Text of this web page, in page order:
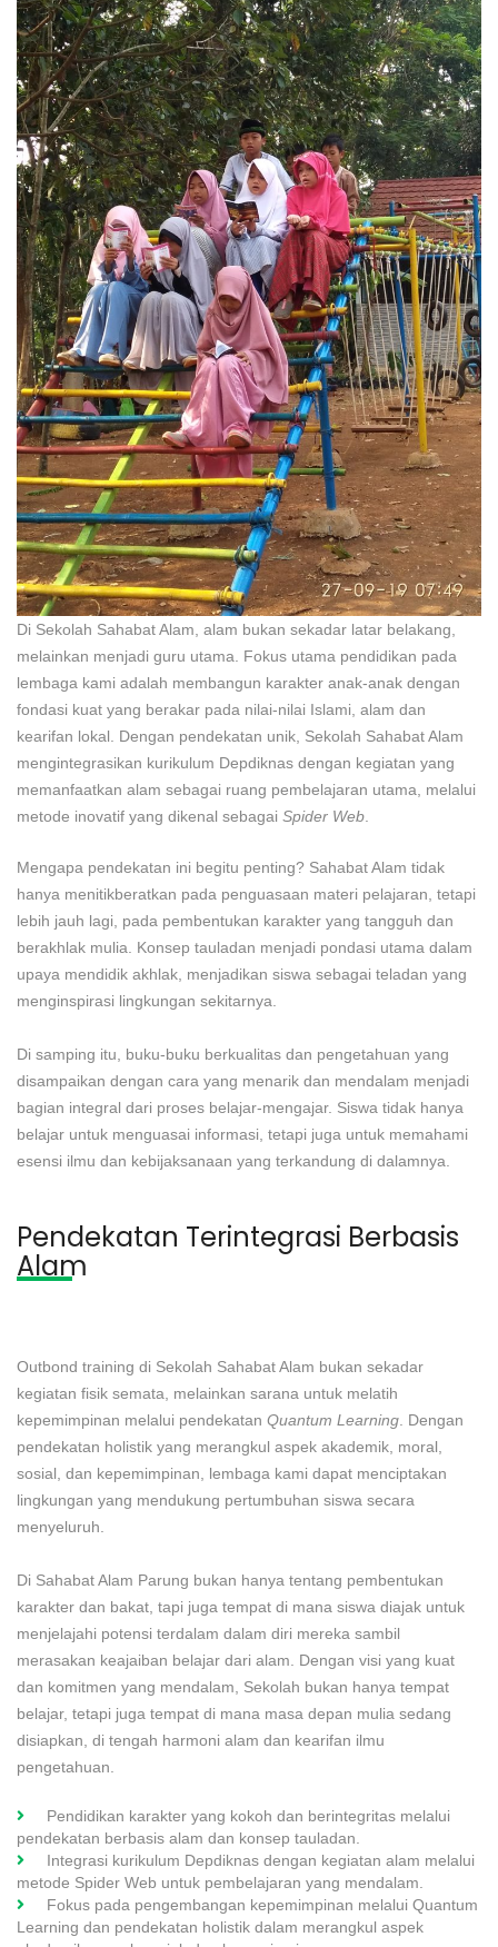
Di Sekolah Sahabat Alam, alam bukan sekadar latar belakang,
melainkan menjadi guru utama. Fokus utama pendidikan pada
lembaga kami adalah membangun karakter anak-anak dengan
fondasi kuat yang berakar pada nilai-nilai Islami, alam dan
kearifan lokal. Dengan pendekatan unik, Sekolah Sahabat Alam
mengintegrasikan kurikulum Depdiknas dengan kegiatan yang
memanfaatkan alam sebagai ruang pembelajaran utama, melalui
metode inovatif yang dikenal sebagai Spider Web.
Mengapa pendekatan ini begitu penting? Sahabat Alam tidak
hanya menitikberatkan pada penguasaan materi pelajaran, tetapi
lebih jauh lagi, pada pembentukan karakter yang tangguh dan
berakhlak mulia. Konsep tauladan menjadi pondasi utama dalam
upaya mendidik akhlak, menjadikan siswa sebagai teladan yang
menginspirasi lingkungan sekitarnya.
Di samping itu, buku-buku berkualitas dan pengetahuan yang
disampaikan dengan cara yang menarik dan mendalam menjadi
bagian integral dari proses belajar-mengajar. Siswa tidak hanya
belajar untuk menguasai informasi, tetapi juga untuk memahami
esensi ilmu dan kebijaksanaan yang terkandung di dalamnya.
Pendekatan Terintegrasi Berbasis
Alam
Outbond training di Sekolah Sahabat Alam bukan sekadar
kegiatan fisik semata, melainkan sarana untuk melatih
kepemimpinan melalui pendekatan Quantum Learning. Dengan
pendekatan holistik yang merangkul aspek akademik, moral,
sosial, dan kepemimpinan, lembaga kami dapat menciptakan
lingkungan yang mendukung pertumbuhan siswa secara
menyeluruh.
Di Sahabat Alam Parung bukan hanya tentang pembentukan
karakter dan bakat, tapi juga tempat di mana siswa diajak untuk
menjelajahi potensi terdalam dalam diri mereka sambil
merasakan keajaiban belajar dari alam. Dengan visi yang kuat
dan komitmen yang mendalam, Sekolah bukan hanya tempat
belajar, tetapi juga tempat di mana masa depan mulia sedang
disiapkan, di tengah harmoni alam dan kearifan ilmu
pengetahuan.
Pendidikan karakter yang kokoh dan berintegritas melalui
pendekatan berbasis alam dan konsep tauladan.
Integrasi kurikulum Depdiknas dengan kegiatan alam melalui
metode Spider Web untuk pembelajaran yang mendalam.
Fokus pada pengembangan kepemimpinan melalui Quantum
Learning dan pendekatan holistik dalam merangkul aspek